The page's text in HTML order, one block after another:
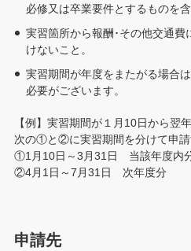
必修又は卒業要件とするものを含
実習箇所から報酬･その他交通費
けないこと。
実習期間が年度をまたがる場合
必要がございます。
【例】実習期間が１月10日から翌
次の①と②に実習期間を分けて申請
①1月10日～3月31日 当該年度内
②4月1日～7月31日 次年度分
申請先